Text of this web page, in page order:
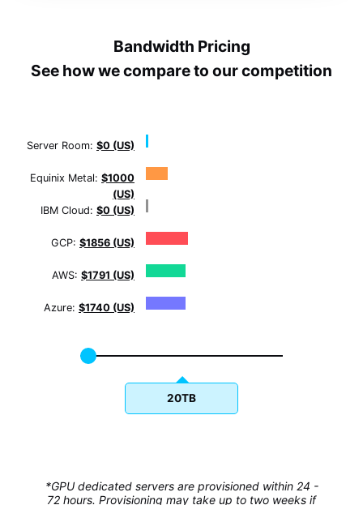
Bandwidth Pricing
See how we compare to our competition
Server Room: $0 (US)
Equinix Metal: $1000
(US)
IBM Cloud: $0 (US)
GCP: $1856 (US)
AWS: $1791 (US)
Azure: $1740 (US)
20TB
*GPU dedicated servers are provisioned within 24 -
72 hours. Provisioning may take up to two weeks if